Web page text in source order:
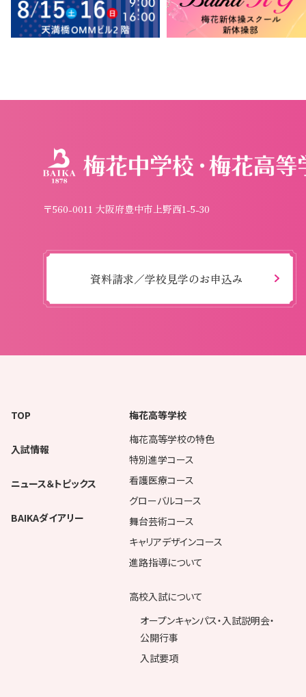
〒560-0011 大阪府豊中市上野西1-5-30
資料請求／学校見学のお申込み
TOP
入試情報
ニュース＆トピックス
BAIKAダイアリー
梅花高等学校
梅花高等学校の特色
特別進学コース
看護医療コース
グローバルコース
舞台芸術コース
キャリアデザインコース
進路指導について
高校入試について
オープンキャンパス・入試説明会・
公開行事
入試要項